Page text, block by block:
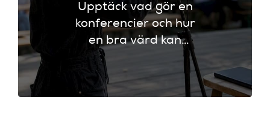
Upptäck vad gör en
konferencier och hur
en bra värd kan
lyfta ditt event. Följ
vår checklista för
att säkerställa en